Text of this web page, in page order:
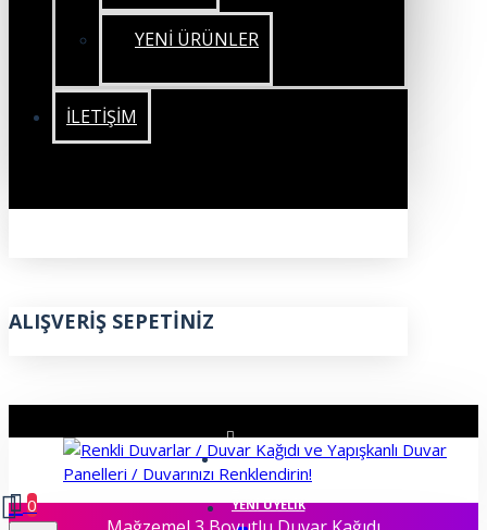
YENİ ÜRÜNLER
İLETIŞIM
ALIŞVERIŞ SEPETINIZ
ÜYE GIRIŞI
YENI ÜYELIK
0